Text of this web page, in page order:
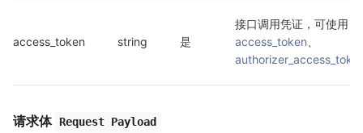
access_token string 是
access_token
请求体 Request Payload